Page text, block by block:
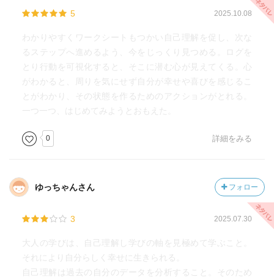
5 2025.10.08
わかりやすくワークシートもつかい自己理解を促し、次な
るステップへ進めるよう、今をじっくり見つめる。ログを
とり行動を可視化すると、そこに潜む心が見えてくる。心
がわかると、周りを気にせず自分が幸せや喜びを感じるこ
とがわかり、その状態を作るためのアクションがとれる。
一つ一つ、はじめてみようとおもえた。
0 詳細をみる
ゆっちゃんさん フォロー
3 2025.07.30
大人の学びは、自己理解し学びの軸を見極めて学ぶこと。
それにより自分らしく幸せに生きられる。
自己理解は過去の自分のデータを分析すること。そのため